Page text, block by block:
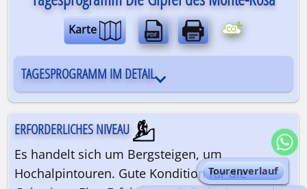
Tourenverlauf
Karte
TAGESPROGRAMM IM DETAIL
ERFORDERLICHES NIVEAU
Es handelt sich um Bergsteigen, um
Hochalpintouren. Gute Kondition für die